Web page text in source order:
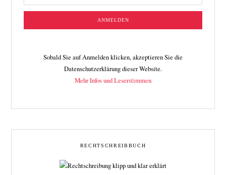
Sobald Sie auf Anmelden klicken, akzeptieren Sie die
Datenschutzerklärung dieser Website.
Mehr Infos und Leserstimmen
RECHTSCHREIBBUCH